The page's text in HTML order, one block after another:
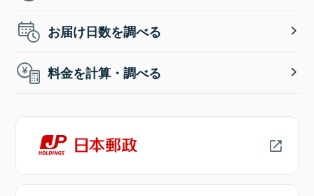
お届け日数を調べる
料金を計算・調べる